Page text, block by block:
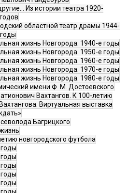
Из истории театра 1920-
областной театр драмы 1944-
жизнь Новгорода. 1940-е годы
жизнь Новгорода. 1950-е годы
жизнь Новгорода. 1960-е годы
жизнь Новгорода. 1970-е годы
жизнь Новгорода. 1980-е годы
имени Ф. М. Достоевского
Вахтангов. К 100-летию
Виртуальная выставка
Багрицкого
новгородского футбола